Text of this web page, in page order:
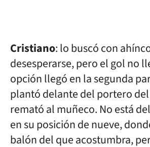
Cristiano: lo buscó con
desesperarse, pero el gol no
opción llegó en la segunda
plantó delante del portero
remató al muñeco. No está
en su posición de nueve,
balón del que acostumbra,